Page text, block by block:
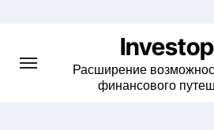
content
Расширение
финансового